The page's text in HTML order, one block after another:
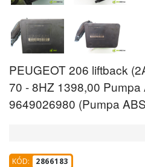
PEUGEOT 206 liftback
70 - 8HZ 1398,00
9649026980 (Pumpa
KÓD: 2866183